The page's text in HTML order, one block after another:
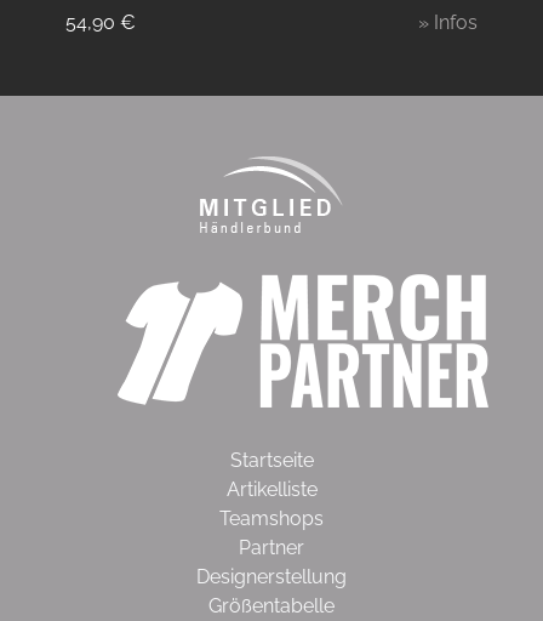
54,90 € » Infos
Startseite
Artikelliste
Teamshops
Partner
Designerstellung
Größentabelle